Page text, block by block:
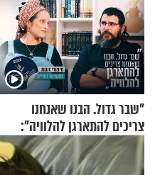
"שבר גדול. הבנו שאנחנו
צריכים להתארגן להלוויה":
זוגיות במבחן, הפעם עם מרים
וגד דנינו